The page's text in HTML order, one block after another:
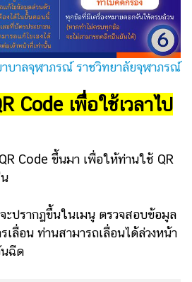
าบาลจุฬาภรณ์ ราชวิทยาลัยจุฬาภรณ์
Code เพื่อใช้เวลาไป
Code ขึ้นมา เพื่อให้ท่านใช้ QR
ะปรากฏขึ้นในเมนู ตรวจสอบข้อมูล
เลื่อน ท่านสามารถเลื่อนได้ล่วงหน้า
นฉีด